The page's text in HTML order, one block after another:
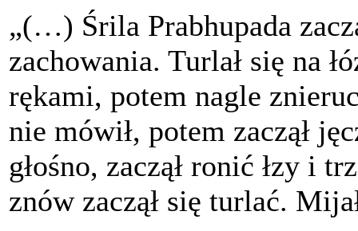
„(…) Śrila Prabhupada
zachowania. Turlał się na
rękami, potem nagle
nie mówił, potem zaczął
głośno, zaczął ronić łzy i
znów zaczął się turlać.